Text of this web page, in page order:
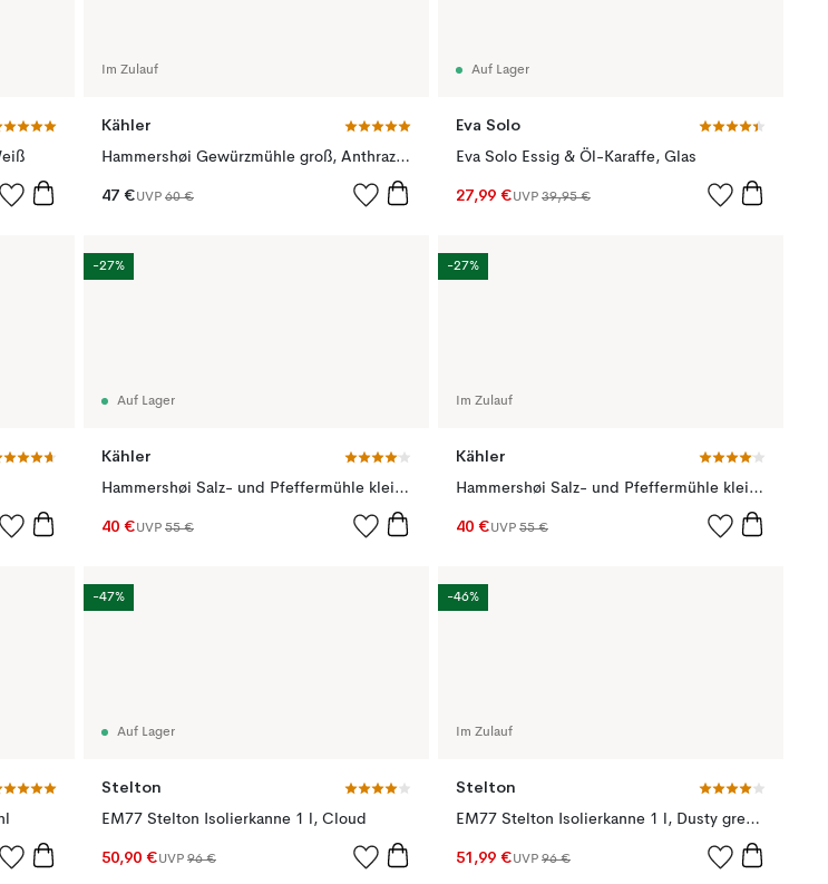
Im Zulauf
Kähler
Hammershøi Gewürzmühle groß, Anthrazitgrau
47 €UVP 60 €
Auf Lager
Eva Solo
Eva Solo Essig & Öl-Karaffe, Glas
27,99 €UVP 39,95 €
Auf Lager
Kähler
Hammershøi Salz- und Pfeffermühle klein, Anthrazitgrau
40 €UVP 55 €
-27%
Im Zulauf
Kähler
Hammershøi Salz- und Pfeffermühle klein, Weiß
40 €UVP 55 €
-27%
Auf Lager
Stelton
EM77 Stelton Isolierkanne 1 l, Cloud
50,90 €UVP 96 €
-47%
Im Zulauf
Stelton
EM77 Stelton Isolierkanne 1 l, Dusty green (staubgrün) hochglanz
51,99 €UVP 96 €
-46%